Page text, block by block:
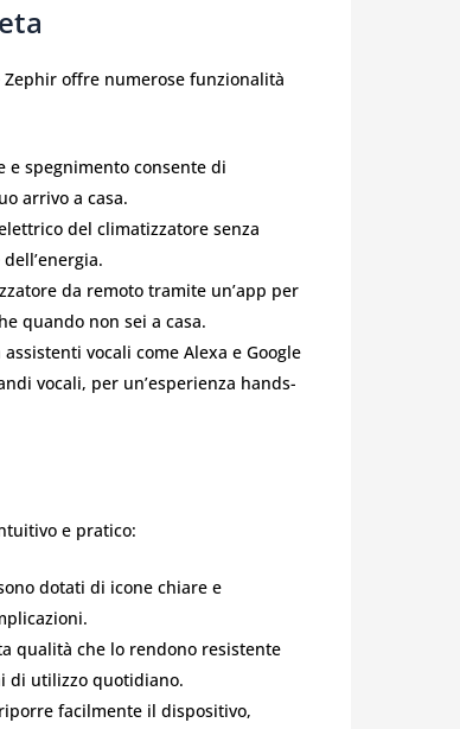
offre numerose funzionalità
e spegnimento consente di
arrivo a casa.
del climatizzatore senza
da remoto tramite un’app per
quando non sei a casa.
vocali come Alexa e Google
vocali, per un’esperienza hands-
e pratico:
dotati di icone chiare e
qualità che lo rendono resistente
di utilizzo quotidiano.
facilmente il dispositivo,